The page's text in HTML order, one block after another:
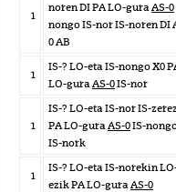
1
noren DI PA LO-guraAS-0
nongo IS-nor IS-noren DI
0 AB
1
IS-? LO-eta IS-nongo X0
LO-guraAS-0IS-nor
1
IS-? LO-eta IS-nor IS-
PA LO-guraAS-0IS-
IS-nork
1
IS-? LO-eta IS-norekin
ezik PA LO-guraAS-0